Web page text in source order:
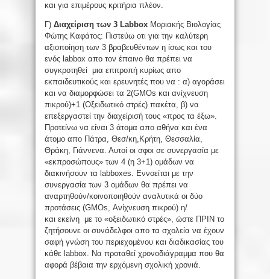
και για επιμέρους κριτήρια πλέον.
Γ) Διαχείριση των 3 Labbox Μοριακής Βιολογίας
Φώτης Καφάτος: Πιστεύω οτι για την καλύτερη
αξιοποίηση των 3 βραβευθέντων η ίσως και του
ενός labbox απο τον έπαινο θα πρέπει να
συγκροτηθεί μια επιτροπή κυρίως απο
εκπαιδευτικούς και ερευνητές που να : α) αγοράσει
και να διαμορφώσει τα 2(GMOs και ανίχνευση
πικρού)+1 (Οξειδωτικό στρές) πακέτα, β) να
επεξεργαστεί την διαχείρισή τους «προς τα έξω».
Προτείνω να είναι 3 άτομα απο αθήνα και ένα
άτομο απο Πάτρα, Θεσ/κη,Κρήτη, Θεσσαλία,
Θράκη, Γιάννενα. Αυτοί οι σφοι σε συνεργασία με
«εκπροσώπους» των 4 (η 3+1) ομάδων να
διακινήσουν τα labboxes. Εννοείται με την
συνεργασία των 3 ομάδων θα πρέπει να
αναρτηθούν/κοινοποιηθούν αναλυτικά οι δύο
προτάσεις (GMOs, Ανίχνευση πικρού) η/
και εκείνη με το «οξειδωτικό στρές», ώστε ΠΡΙΝ το
ζητήσουνε οι συνάδελφοι απο τα σχολεία να έχουν
σαφή γνώση του περιεχομένου και διαδικασίας του
κάθε labbox. Να προταθεί χρονοδιάγραμμα που θα
αφορά βέβαια την ερχόμενη σχολική χρονιά.